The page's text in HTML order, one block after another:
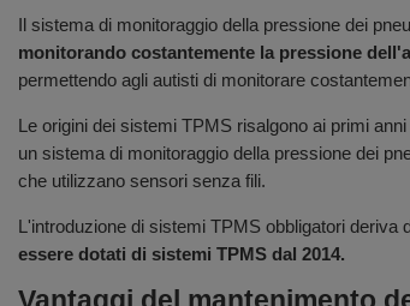
Il sistema di monitoraggio della pressione dei
monitorando costantemente la pressione
permettendo agli autisti di monitorare
Le origini dei sistemi TPMS risalgono ai primi
un sistema di monitoraggio della pressione dei
che utilizzano sensori senza fili.
L'introduzione di sistemi TPMS obbligatori deriva
essere dotati di sistemi TPMS dal 2014.